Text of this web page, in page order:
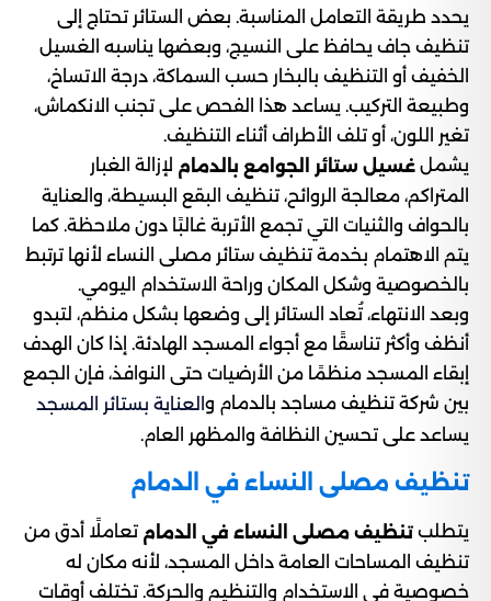
يحدد طريقة التعامل المناسبة. بعض الستائر تحتاج إلى
تنظيف جاف يحافظ على النسيج، وبعضها يناسبه الغسيل
الخفيف أو التنظيف بالبخار حسب السماكة، درجة الاتساخ،
وطبيعة التركيب. يساعد هذا الفحص على تجنب الانكماش،
تغير اللون، أو تلف الأطراف أثناء التنظيف.
يشمل غسيل ستائر الجوامع بالدمام لإزالة الغبار
المتراكم، معالجة الروائح، تنظيف البقع البسيطة، والعناية
بالحواف والثنيات التي تجمع الأتربة غالبًا دون ملاحظة. كما
يتم الاهتمام بخدمة تنظيف ستائر مصلى النساء لأنها ترتبط
بالخصوصية وشكل المكان وراحة الاستخدام اليومي.
وبعد الانتهاء، تُعاد الستائر إلى وضعها بشكل منظم، لتبدو
أنظف وأكثر تناسقًا مع أجواء المسجد الهادئة. إذا كان الهدف
إبقاء المسجد منظمًا من الأرضيات حتى النوافذ، فإن الجمع
بين شركة تنظيف مساجد بالدمام و العناية بستائر المسجد
يساعد على تحسين النظافة والمظهر العام.
تنظيف مصلى النساء في الدمام
يتطلبتنظيف مصلى النساء في الدمام تعاملًا أدق من
تنظيف المساحات العامة داخل المسجد، لأنه مكان له
خصوصية في الاستخدام والتنظيم والحركة. تختلف أوقات